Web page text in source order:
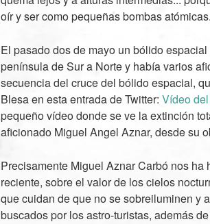
oír y ser como pequeñas bombas atómicas.
El pasado dos de mayo un bólido
península de Sur a Norte y había varios
secuencia del cruce del bólido espacial,
Blesa en esta entrada de Twitter: Vídeo
pequeño vídeo donde se ve la extinción
aficionado Miguel Angel Aznar, desde su
Precisamente Miguel Aznar Carbó nos
reciente, sobre el valor de los cielos
que cuidan de que no se sobreiluminen y
buscados por los astro-turistas, además